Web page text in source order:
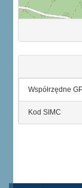
Współrzędne
Kod SIMC